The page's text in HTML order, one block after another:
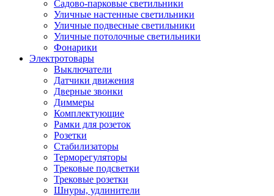
Садово-парковые светильники
Уличные настенные светильники
Уличные подвесные светильники
Уличные потолочные светильники
Фонарики
Электротовары
Выключатели
Датчики движения
Дверные звонки
Диммеры
Комплектующие
Рамки для розеток
Розетки
Стабилизаторы
Терморегуляторы
Трековые подсветки
Трековые розетки
Шнуры, удлинители